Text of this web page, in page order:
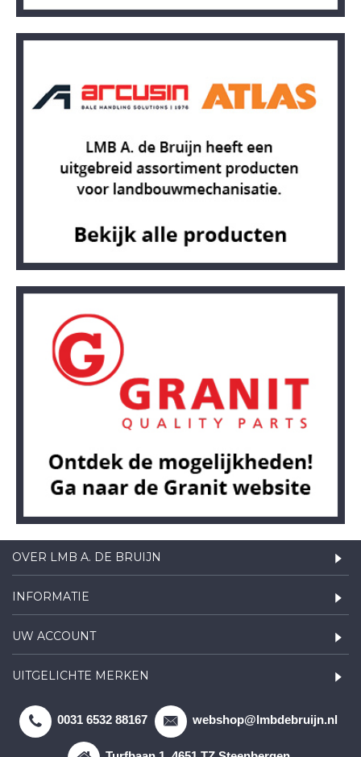
OVER LMB A. DE BRUIJN
INFORMATIE
UW ACCOUNT
UITGELICHTE MERKEN
0031 6532 88167 webshop@lmbdebruijn.nl